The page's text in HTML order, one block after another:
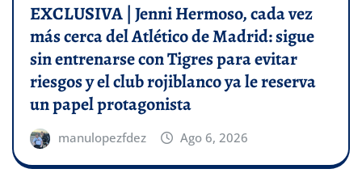
EXCLUSIVA | Jenni Hermoso, cada vez
más cerca del Atlético de Madrid: sigue
sin entrenarse con Tigres para evitar
riesgos y el club rojiblanco ya le reserva
un papel protagonista
manulopezfdez Ago 6, 2026